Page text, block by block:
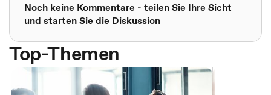
Noch keine Kommentare - teilen Sie Ihre Sicht
und starten Sie die Diskussion
Top-Themen